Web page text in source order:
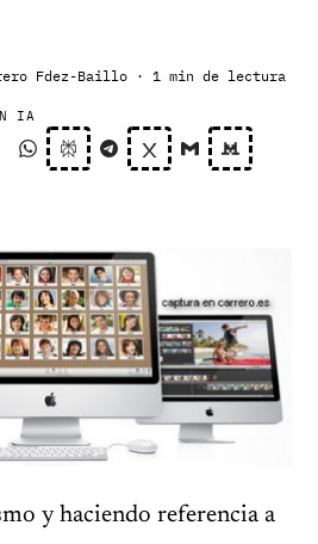
Fdez-Baillo · 1 min de lectura
IA
y haciendo referencia a